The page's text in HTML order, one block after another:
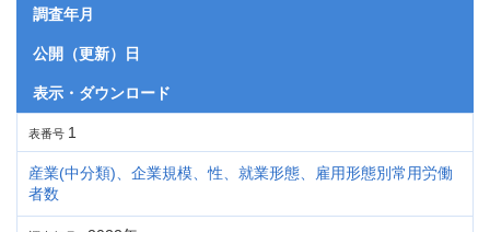
調査年月
公開（更新）日
表示・ダウンロード
表番号 1
産業(中分類)、企業規模、性、就業形態、雇用形態別常用労働
者数